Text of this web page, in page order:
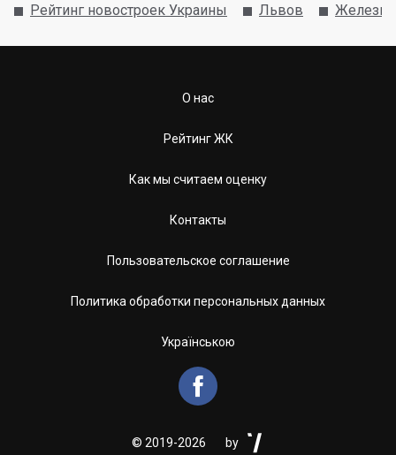
Рейтинг новостроек Украины Львов
О нас
Рейтинг ЖК
Как мы считаем оценку
Контакты
Пользовательское соглашение
Политика обработки персональных данных
Українською

© 2019-2026 by 